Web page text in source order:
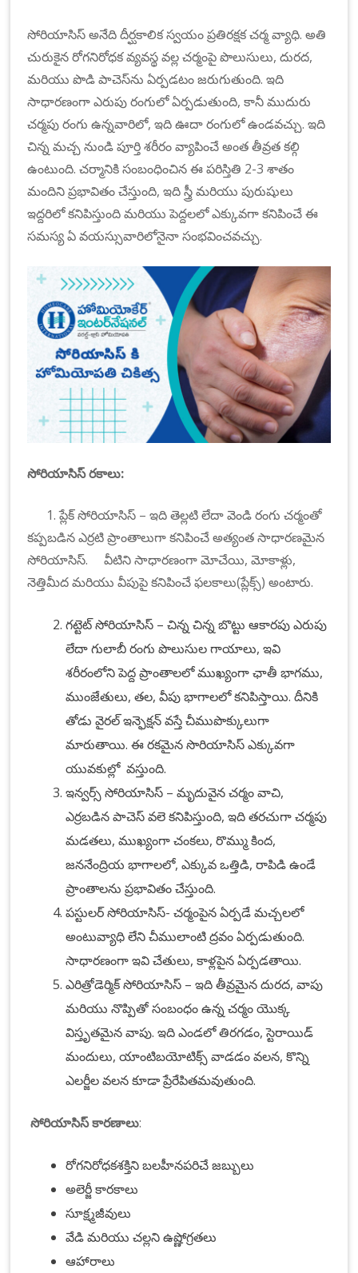
at
io
n
al
|
సోరియాసిస్ అనేది దీర్ఘకాలిక స్వయం ప్రతిరక్షక చర్మ వ్యాధి. అతి
చురుకైన రోగనిరోధక వ్యవస్థ వల్ల చర్మంపై పొలుసులు, దురద,
మరియు పొడి పాచెస్‌ను ఏర్పడటం జరుగుతుంది. ఇది
సాధారణంగా ఎరుపు రంగులో ఏర్పడుతుంది, కానీ ముదురు
చర్మపు రంగు ఉన్నవారిలో, ఇది ఊదా రంగులో ఉండవచ్చు. ఇది
చిన్న మచ్చ నుండి పూర్తి శరీరం వ్యాపించే అంత తీవ్రత కల్గి
ఉంటుంది. చర్మానికి సంబంధించిన ఈ పరిస్తితి 2-3 శాతం
మందిని ప్రభావితం చేస్తుంది, ఇది స్త్రీ మరియు పురుషులు
ఇద్దరిలో కనిపిస్తుంది మరియు పెద్దలలో ఎక్కువగా కనిపించే ఈ
సమస్య ఏ వయస్సువారిలోనైనా సంభవించవచ్చు.
సోరియాసిస్ రకాలు:
1.ప్లేక్ సోరియాసిస్ – ఇది తెల్లటి లేదా వెండి రంగు చర్మంతో
కప్పబడిన ఎర్రటి ప్రాంతాలుగా కనిపించే అత్యంత సాధారణమైన
సోరియాసిస్. వీటిని సాధారణంగా మోచేయి, మోకాళ్లు,
నెత్తిమీద మరియు వీపుపై కనిపించే ఫలకాలు(ప్లేక్స్) అంటారు.
గట్టెట్ సోరియాసిస్ – చిన్న చిన్న బొట్టు ఆకారపు ఎరుపు
లేదా గులాబీ రంగు పొలుసుల గాయాలు, ఇవి
శరీరంలోని పెద్ద ప్రాంతాలలో ముఖ్యంగాఛాతీ భాగము,
ముంజేతులు,తల,వీపు భాగాలలోకనిపిస్తాయి.దీనికి
తోడు వైరల్ ఇన్ఫెక్షన్ వస్తే చీముపొక్కులుగా
మారుతాయి. ఈ రకమైన సొరియాసిస్ ఎక్కువగా
యువకుల్లో వస్తుంది.
ఇన్వర్స్ సోరియాసిస్ – మృదువైన చర్మం వాచి,
ఎర్రబడిన పాచెస్ వలె కనిపిస్తుంది, ఇది తరచుగా చర్మపు
మడతలు, ముఖ్యంగా చంకలు, రొమ్ము కింద,
జననేంద్రియ భాగాలలో, ఎక్కువ ఒత్తిడి, రాపిడి ఉండే
ప్రాంతాలను ప్రభావితం చేస్తుంది.
పస్టులర్ సోరియాసిస్- చర్మంపైన ఏర్పడే మచ్చలలో
అంటువ్యాధి లేని చీములాంటి ద్రవం ఏర్పడుతుంది.
సాధారణంగా ఇవి చేతులు, కాళ్లపైన ఏర్పడతాయి.
ఎరిత్రోడెర్మిక్ సోరియాసిస్ – ఇది తీవ్రమైన దురద, వాపు
మరియు నొప్పితో సంబంధం ఉన్న చర్మం యొక్క
విస్తృతమైన వాపు. ఇది ఎండలో తిరగడం, స్టెరాయిడ్
మందులు, యాంటిబయోటిక్స్ వాడడం వలన, కొన్ని
ఎలర్జీల వలన కూడా ప్రేరేపితమవుతుంది.
సోరియాసిస్కారణాలు:
రోగనిరోధకశక్తిని బలహీనపరిచే జబ్బులు
అలెర్జీ కారకాలు
సూక్ష్మజీవులు
వేడి మరియు చల్లని ఉష్ణోగ్రతలు
ఆహారాలు